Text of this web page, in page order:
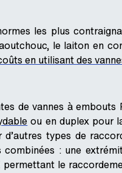
les plus
le laiton en
en utilisant des
de vannes à
ou en duplex pour
types de
combinées : une
le